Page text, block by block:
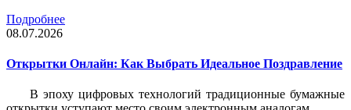
Подробнее
08.07.2026
Открытки Онлайн: Как Выбрать Идеальное Поздравление
В эпоху цифровых технологий традиционные бумажные